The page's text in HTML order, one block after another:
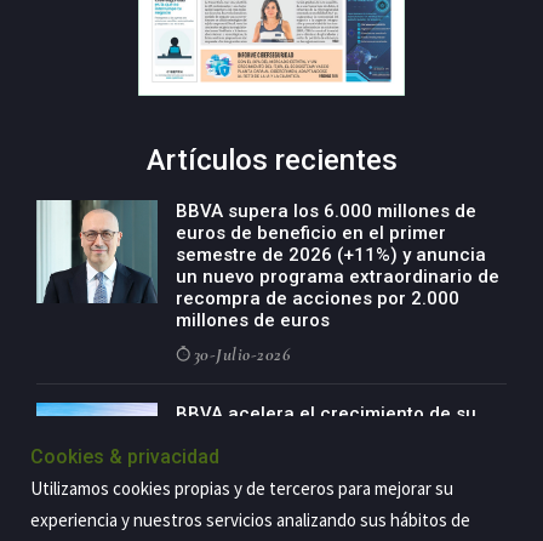
Artículos recientes
BBVA supera los 6.000 millones de
euros de beneficio en el primer
semestre de 2026 (+11%) y anuncia
un nuevo programa extraordinario de
recompra de acciones por 2.000
millones de euros
30-Julio-2026
BBVA acelera el crecimiento de su
de especialización presente en siete
países
29-Julio-2026
Cookies & privacidad
Utilizamos cookies propias y de terceros para mejorar su
experiencia y nuestros servicios analizando sus hábitos de